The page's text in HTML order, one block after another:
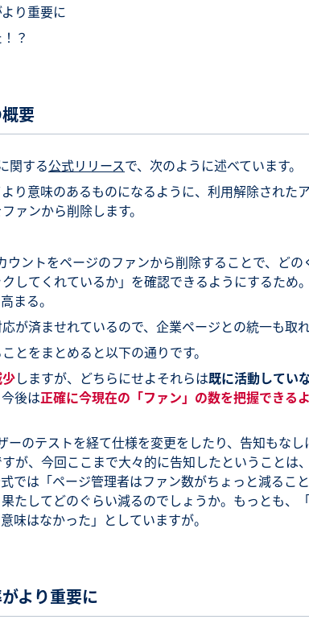
り重要に
？
要
関する公式リリースで、次のように述べています。
り意味のあるものになるように、利用解除されたア
ァンから削除します。
ウントをページのファンから削除することで、どの
してくれているか」を確認できるようにするため
まる。
が済ませれているので、企業ページとの統一も取れ
とをまとめると以下の通りです。
しますが、どちらにせよそれらは既に活動してい
後は正確に今現在の「ファン」の数を把握できる
ーのテストを経て仕様を変更をしたり、告知もな
が、今回ここまで大々的に告知したということは
では「ページ管理者はファン数がちょっと減るこ
たしてどのぐらい減るのでしょうか。もっとも、
味はなかった」としていますが。
より重要に